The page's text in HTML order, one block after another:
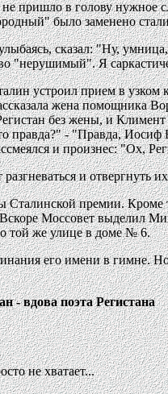
пришло в голову нужное
было заменено
сказал: "Ну,
"нерушимый". Я
устроил прием в
жена помощника
без жены, и
правда?" - "Правда,
и произнес: "Ох,
и
Сталинской премии.
Моссовет выделил
той же улице в доме № 6.
его имени в гимне.
- вдова поэта Регистана
не хватает...